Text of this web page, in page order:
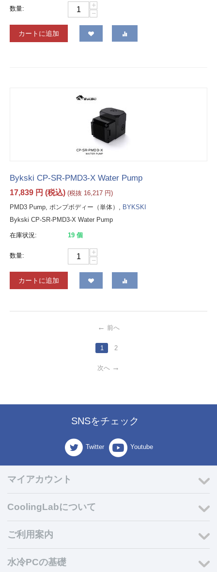
数量:
+
−
カートに追加
Bykski CP-SR-PMD3-X Water Pump
17,839 円 (税込) (税抜 16,217 円)
PMD3 Pump, ポンプボディー（単体）, BYKSKI
Bykski CP-SR-PMD3-X Water Pump
在庫状況: 19 個
数量:
+
−
カートに追加
前へ
1 2
次へ
SNSをチェック
Twitter Youtube
マイアカウント
CoolingLabについて
ご利用案内
水冷PCの基礎